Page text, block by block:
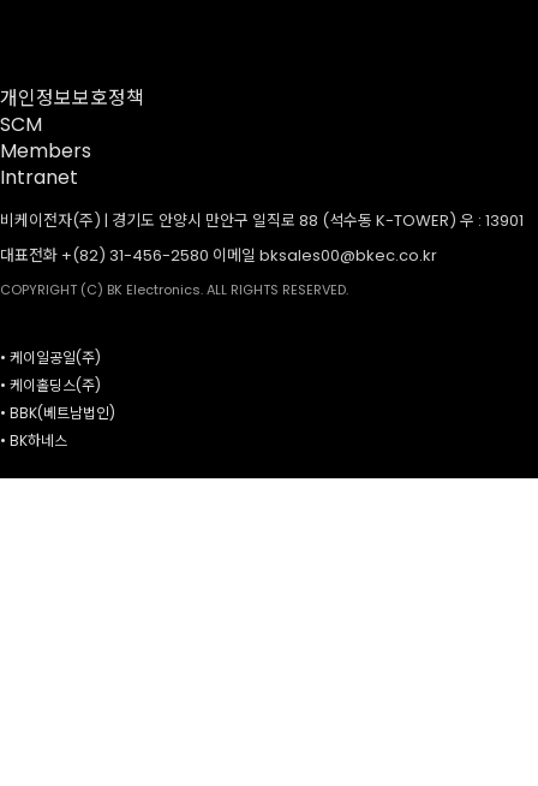
개인정보보호정책
SCM
Members
Intranet
비케이전자(주) | 경기도 안양시 만안구 일직로 88 (석수동 K-TOWER) 우 : 13901
대표전화 +(82) 31-456-2580 이메일 bksales00@bkec.co.kr
COPYRIGHT (C) BK Electronics. ALL RIGHTS RESERVED.
• 케이일공일(주)
• 케이홀딩스(주)
• BBK(베트남법인)
• BK하네스